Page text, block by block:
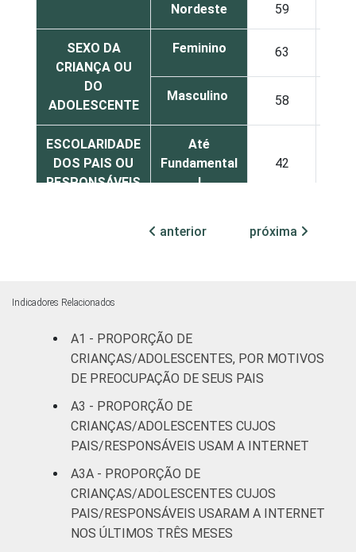
Nordeste 59
SEXO DA
CRIANÇA OU
DO
ADOLESCENTE
Feminino 63
Masculino 58
ESCOLARIDADE
DOS PAIS OU
RESPONSÁVEIS
Até
Fundamental
I
42
II
66
FAIXA ETÁRIA
DA CRIANÇA
OU DO
De 9 a 10
anos
anos
De 13 a 14
anos
De 15 a 17
anos
63
anterior próxima
Indicadores Relacionados
A1 - PROPORÇÃO DE
CRIANÇAS/ADOLESCENTES, POR MOTIVOS
DE PREOCUPAÇÃO DE SEUS PAIS
A3 - PROPORÇÃO DE
CRIANÇAS/ADOLESCENTES CUJOS
PAIS/RESPONSÁVEIS USAM A INTERNET
A3A - PROPORÇÃO DE
CRIANÇAS/ADOLESCENTES CUJOS
PAIS/RESPONSÁVEIS USARAM A INTERNET
NOS ÚLTIMOS TRÊS MESES